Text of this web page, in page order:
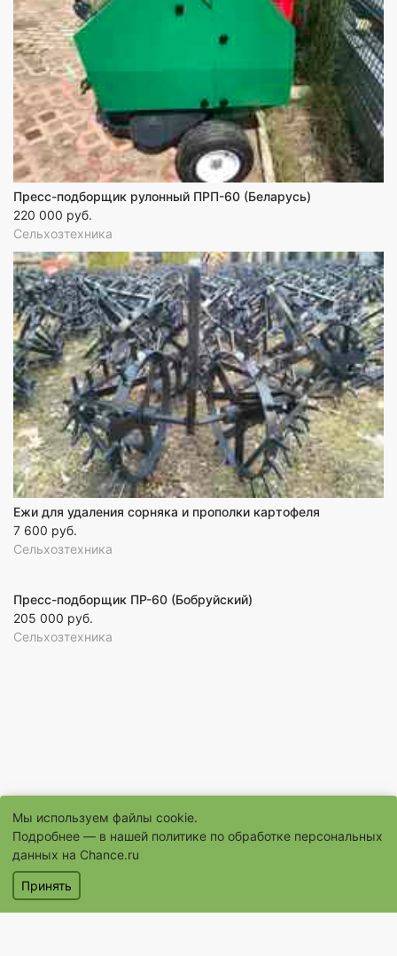
Пресс-подборщик рулонный ПРП-60 (Беларусь)
220 000 руб.
Сельхозтехника
Ежи для удаления сорняка и прополки картофеля
7 600 руб.
Сельхозтехника
Пресс-подборщик ПР-60 (Бобруйский)
205 000 руб.
Сельхозтехника
Мы используем файлы cookie.
Подробнее — в нашей политике по обработке персональных
данных на Chance.ru
Принять
© 1996–2026 Сайт бесплатных объявлений «Шанс.Ру»